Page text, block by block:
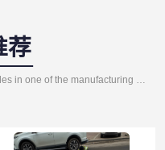
荐
Development, design, production and sales in one of the manufacturing enterprises